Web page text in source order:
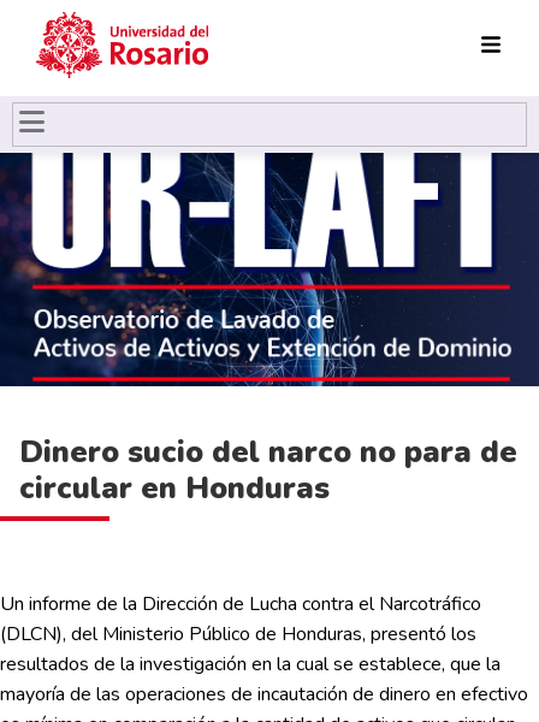
Pasar al contenido principal
Dinero sucio del narco no para de
circular en Honduras
Un informe de la Dirección de Lucha contra el Narcotráfico
(DLCN), del Ministerio Público de Honduras, presentó los
resultados de la investigación en la cual se establece, que la
mayoría de las operaciones de incautación de dinero en efectivo